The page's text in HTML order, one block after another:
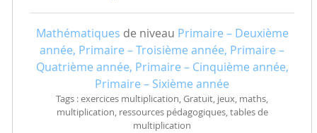
Mathématiques de niveau Primaire – Deuxième
année, Primaire – Troisième année, Primaire –
Quatrième année, Primaire – Cinquième année,
Primaire – Sixième année
Tags : exercices multiplication, Gratuit, jeux, maths,
multiplication, ressources pédagogiques, tables de
multiplication